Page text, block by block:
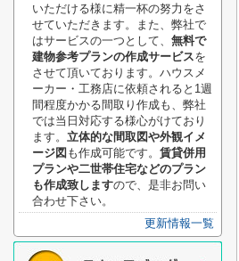
いただける様に精一杯の努力をさ
せていただきます。また、弊社で
はサービスの一つとして、 無料で
建物参考プランの作成サービスを
させて頂いております。ハウスメ
ーカー・工務店に依頼されると1週
間程度かかる間取り作成も、弊社
では当日対応する様心がけており
ます。 立体的な間取図や外観イメ
ージ図 も作成可能です。 賃貸併用
プランや二世帯住宅などのプラン
も作成致しますので、是非お問い
合わせ下さい。
更新情報一覧